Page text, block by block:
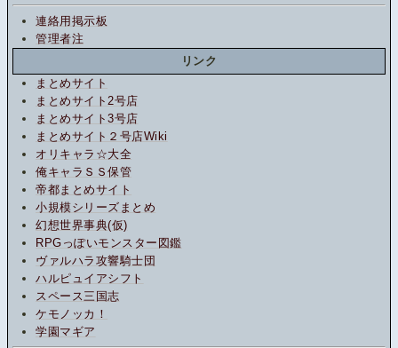
連絡用掲示板
管理者注
リンク
まとめサイト
まとめサイト2号店
まとめサイト3号店
まとめサイト２号店Wiki
オリキャラ☆大全
俺キャラＳＳ保管
帝都まとめサイト
小規模シリーズまとめ
幻想世界事典(仮)
RPGっぽいモンスター図鑑
ヴァルハラ攻響騎士団
ハルピュイアシフト
スペース三国志
ケモノッカ！
学園マギア